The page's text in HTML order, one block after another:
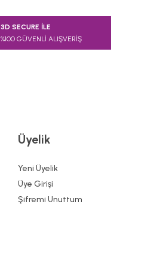
3D SECURE İLE
%100 GÜVENLİ ALIŞVERİŞ
Üyelik
Yeni Üyelik
Üye Girişi
Şifremi Unuttum